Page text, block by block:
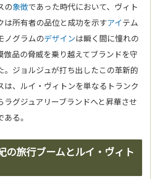
の象徴であった時代において、ヴィト
は所有者の品位と成功を示すアイテム
ノグラムのデザインは瞬く間に憧れの
倣品の脅威を乗り越えてブランドを守
。ジョルジュが打ち出したこの革新的
は、ルイ・ヴィトンを単なるトランク
ラグジュアリーブランドへと昇華させ
ある。
の旅行ブームとルイ・ヴィト